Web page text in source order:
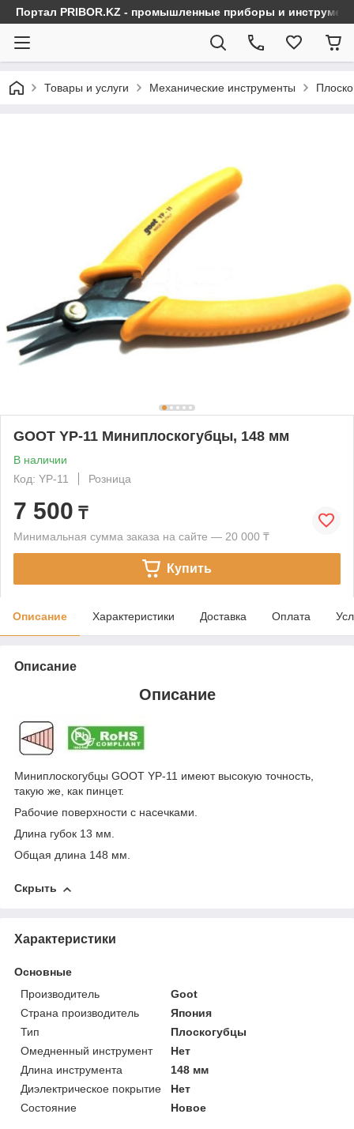
Портал PRIBOR.KZ - промышленные приборы и
Товары и услуги Механические инструменты
GOOT YP-11 Миниплоскогубцы, 148 мм
В наличии
Код: YP-11
Розница
7 500 ₸
Минимальная сумма заказа на сайте — 20 000 ₸
Купить
Описание Характеристики Доставка Оплата
Описание
Описание
Миниплоскогубцы GOOT YP-11 имеют высокую точность,
такую же, как пинцет.
Рабочие поверхности с насечками.
Длина губок 13 мм.
Общая длина 148 мм.
Скрыть
Характеристики
Основные
Производитель
Goot
Страна производитель
Япония
Тип
Плоскогубцы
Омедненный инструмент
Нет
Длина инструмента
148 мм
Диэлектрическое покрытие
Нет
Состояние
Новое